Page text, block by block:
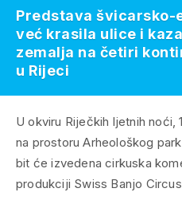
U okviru Riječkih ljetnih noći,
na prostoru Arheološkog
bit će izvedena cirkuska
produkciji Swiss Banjo
Predstava švicarsko-
već krasila ulice i
zemalja na četiri
u Rijeci